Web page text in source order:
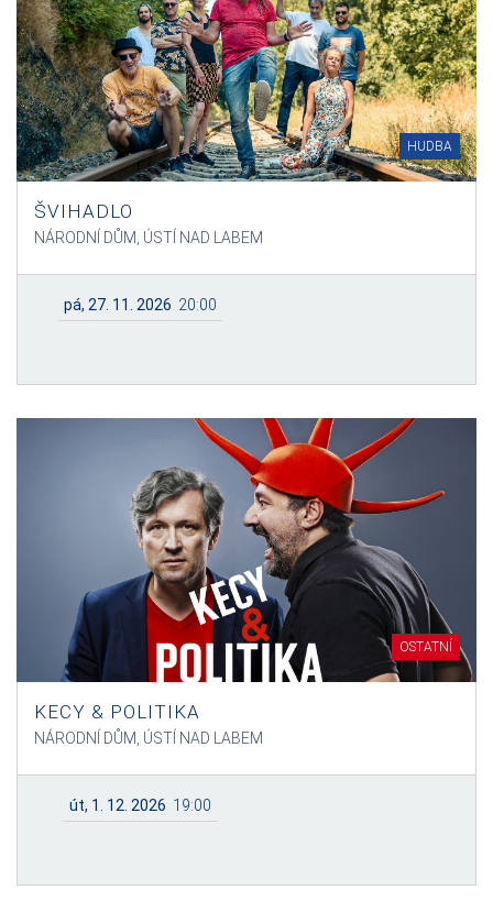
HUDBA
ŠVIHADLO
NÁRODNÍ DŮM, ÚSTÍ NAD LABEM
pá, 27. 11. 2026 20:00
OSTATNÍ
KECY & POLITIKA
NÁRODNÍ DŮM, ÚSTÍ NAD LABEM
út, 1. 12. 2026 19:00